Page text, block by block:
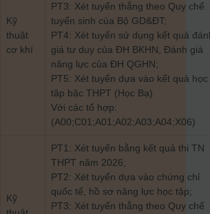
Kỹ
thuật
cơ khí
PT3: Xét tuyển thẳng theo Quy chế
tuyển sinh của Bộ GD&ĐT;
PT4: Xét tuyển sử dụng kết quả
giá tư duy của ĐH BKHN, Đánh giá
năng lực của ĐH QGHN;
PT5: Xét tuyển dựa vào kết quả học
tập bậc THPT (Học Bạ)
Với các tổ hợp:
(A00;C01;A01;A02;A03;A04;X06)
Kỹ
PT1: Xét tuyển bằng kết quả thi TN
THPT năm 2026;
PT2: Xét tuyển dựa vào chứng chỉ
quốc tế, hồ sơ năng lực học tập;
PT3: Xét tuyển thẳng theo Quy chế